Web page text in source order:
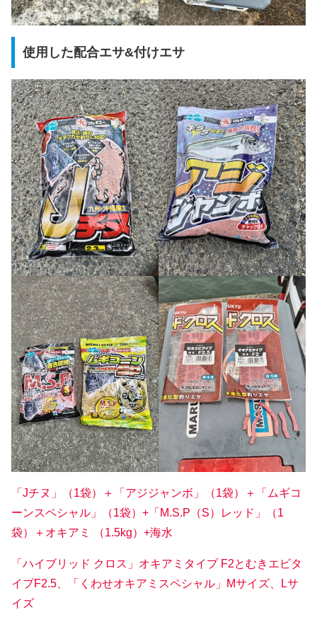
使用した配合エサ&付けエサ
「Jチヌ」（1袋）＋「アジジャンボ」（1袋）＋「ムギコ
ーンスペシャル」（1袋）+「M.S.P（S）レッド」（1
袋）＋オキアミ （1.5kg）+海水
「ハイブリッド クロス」オキアミタイプ F2とむきエビタ
イプF2.5、「くわせオキアミスペシャル」Mサイズ、Lサ
イズ